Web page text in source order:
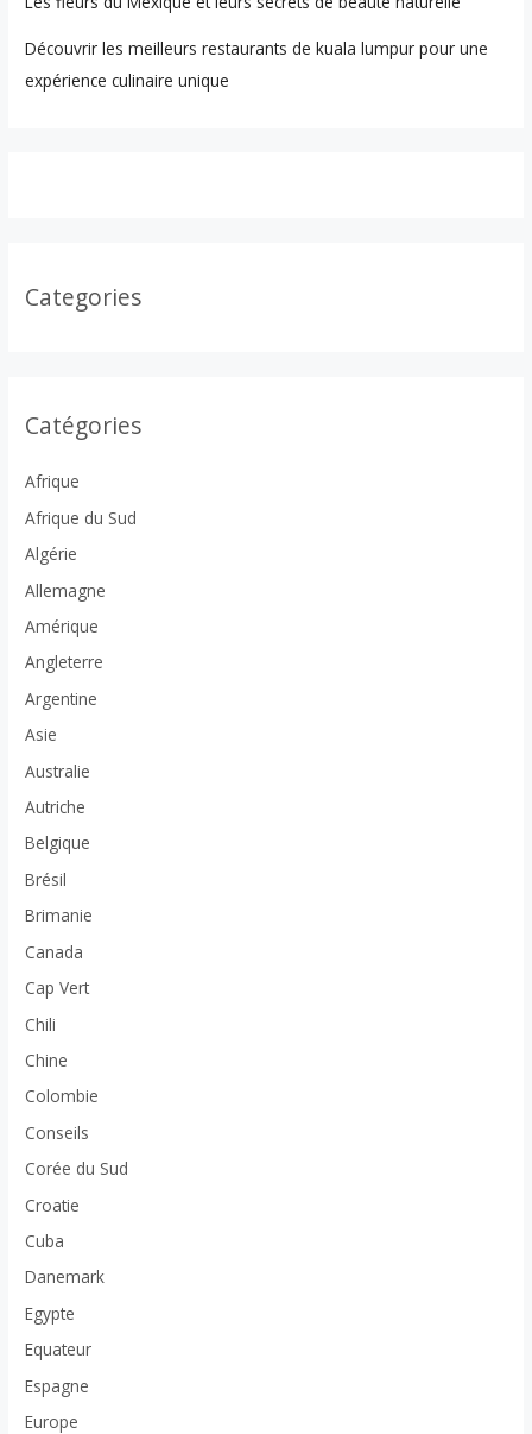
Découvrir les meilleurs restaurants de kuala lumpur pour une
expérience culinaire unique
Categories
Catégories
Afrique
Afrique du Sud
Algérie
Allemagne
Amérique
Angleterre
Argentine
Asie
Australie
Autriche
Belgique
Brésil
Brimanie
Canada
Cap Vert
Chili
Chine
Colombie
Conseils
Corée du Sud
Croatie
Cuba
Danemark
Egypte
Equateur
Espagne
Europe